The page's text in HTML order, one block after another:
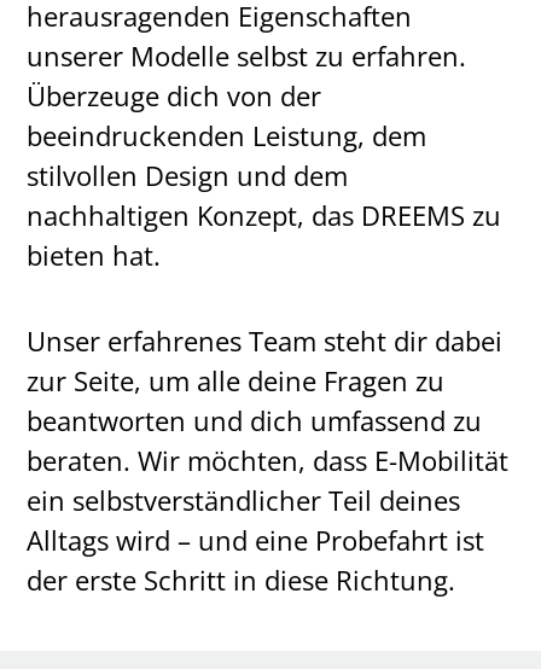
herausragenden Eigenschaften
unserer Modelle selbst zu erfahren.
Überzeuge dich von der
beeindruckenden Leistung, dem
stilvollen Design und dem
nachhaltigen Konzept, das DREEMS zu
bieten hat.
Unser erfahrenes Team steht dir dabei
zur Seite, um alle deine Fragen zu
beantworten und dich umfassend zu
beraten. Wir möchten, dass E-Mobilität
ein selbstverständlicher Teil deines
Alltags wird – und eine Probefahrt ist
der erste Schritt in diese Richtung.